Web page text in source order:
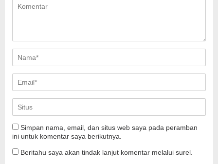
Simpan nama, email, dan situs web saya pada peramban
ini untuk komentar saya berikutnya.
Beritahu saya akan tindak lanjut komentar melalui surel.